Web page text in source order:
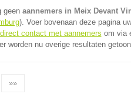
geen aannemers in Meix Devant
). Voer bovenaan deze pagina
direct contact met aannemers om via
worden nu overige resultaten
»»